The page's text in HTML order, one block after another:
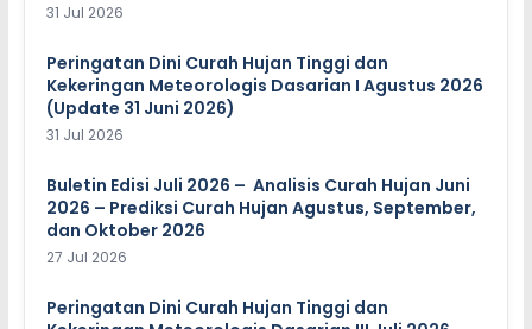
31 Jul 2026
Peringatan Dini Curah Hujan Tinggi dan
Kekeringan Meteorologis Dasarian I Agustus 2026
(Update 31 Juni 2026)
31 Jul 2026
Buletin Edisi Juli 2026 – Analisis Curah Hujan Juni
2026 – Prediksi Curah Hujan Agustus, September,
dan Oktober 2026
27 Jul 2026
Peringatan Dini Curah Hujan Tinggi dan